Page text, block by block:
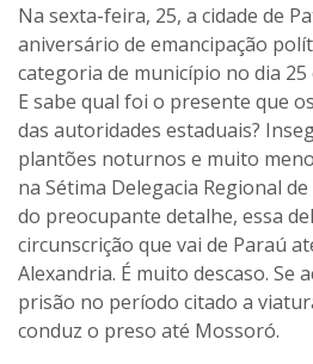
Na sexta-feira, 25, a cidade de
aniversário de emancipação
categoria de município no dia 25
E sabe qual foi o presente que
das autoridades estaduais?
plantões noturnos e muito
na Sétima Delegacia Regional
do preocupante detalhe, essa
circunscrição que vai de Paraú
Alexandria. É muito descaso. Se
prisão no período citado a
conduz o preso até Mossoró.